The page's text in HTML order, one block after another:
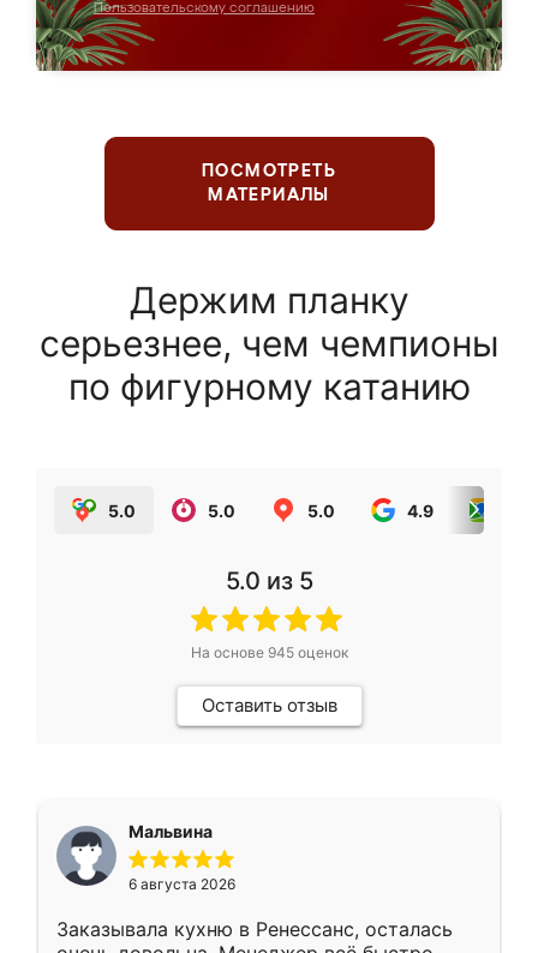
Пользовательскому соглашению
ПОСМОТРЕТЬ
МАТЕРИАЛЫ
Держим планку
серьезнее, чем чемпионы
по фигурному катанию
5.0 5.0 5.0 4.9
5.0 из 5
На основе 945оценок
Оставить отзыв
Мальвина
6 августа 2026
Заказывала кухню в Ренессанс, осталась